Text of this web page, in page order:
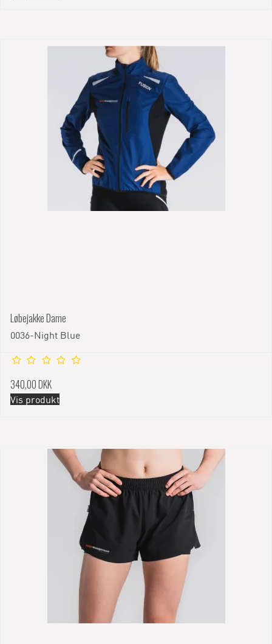
Løbejakke Dame
0036-Night Blue
340,00 DKK
Vis produkt